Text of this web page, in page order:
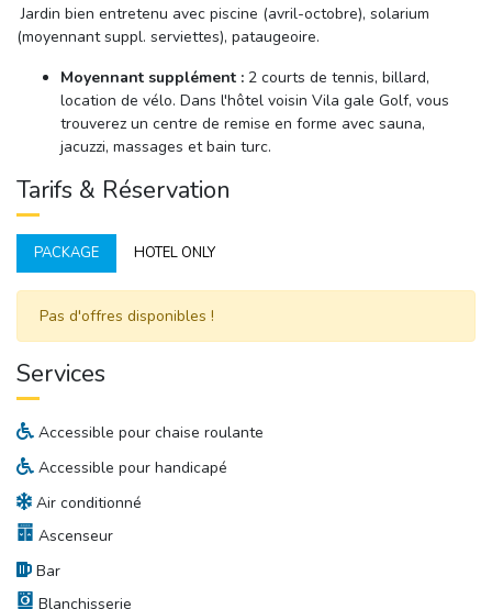
Jardin bien entretenu avec piscine (avril-octobre), solarium
(moyennant suppl. serviettes), pataugeoire.
Moyennant supplément : 2 courts de tennis, billard,
location de vélo. Dans l'hôtel voisin Vila gale Golf, vous
trouverez un centre de remise en forme avec sauna,
jacuzzi, massages et bain turc.
Tarifs & Réservation
PACKAGE HOTEL ONLY
Pas d'offres disponibles !
Services
Accessible pour chaise roulante
Accessible pour handicapé
Air conditionné
Ascenseur
Bar
Blanchisserie